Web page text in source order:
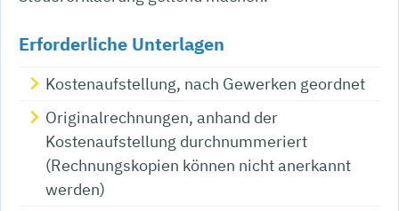
Erforderliche Unterlagen
Kostenaufstellung, nach Gewerken geordnet
Originalrechnungen, anhand der
Kostenaufstellung durchnummeriert
(Rechnungskopien können nicht anerkannt
werden)